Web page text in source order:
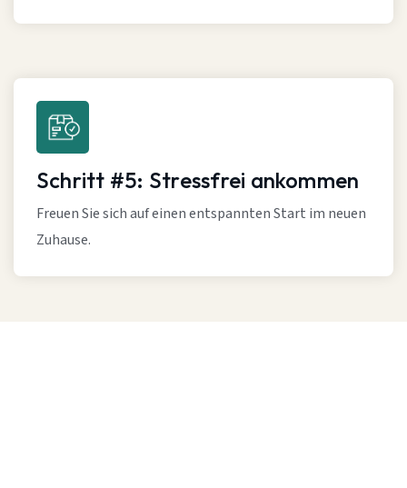
Schritt #5: Stressfrei ankommen
Freuen Sie sich auf einen entspannten Start im neuen
Zuhause.